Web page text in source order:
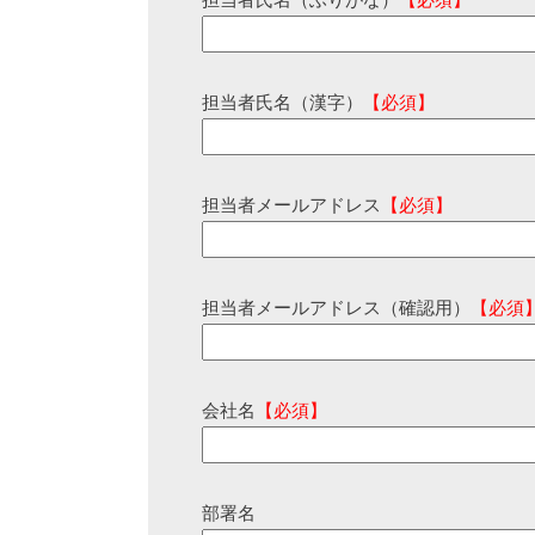
担当者氏名（漢字） 【必須】
担当者メールアドレス 【必須】
担当者メールアドレス（確認用） 【必須
会社名 【必須】
部署名